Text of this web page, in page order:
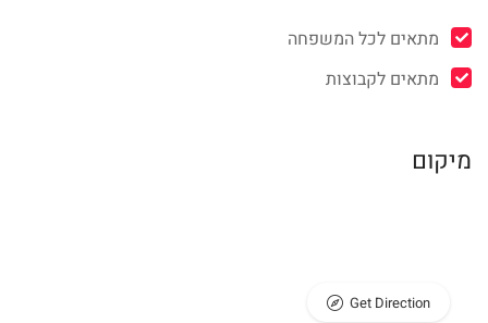
מתאים לכל המשפחה
מתאים לקבוצות
מיקום
Get Direction